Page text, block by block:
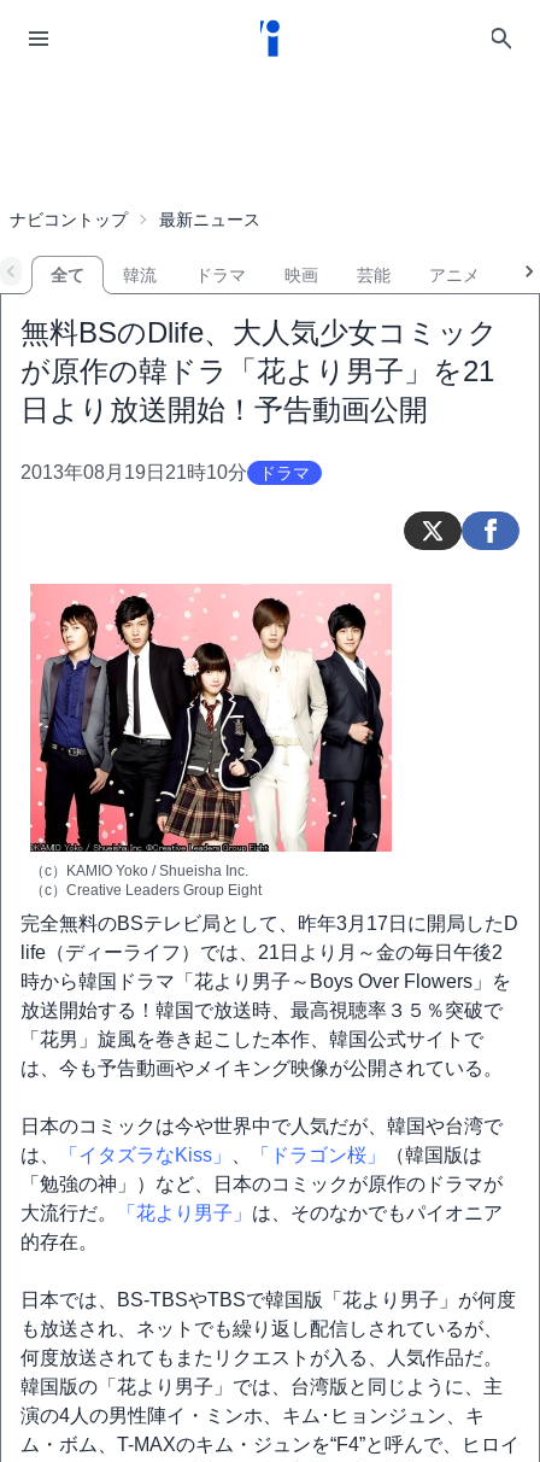
ナビコントップ 最新ニュース
全て 韓流 ドラマ 映画 芸能 アニメ
無料BSのDlife、大人気少女コミック
が原作の韓ドラ「花より男子」を21
日より放送開始！予告動画公開
2013年08月19日21時10分 ドラマ
（c）KAMIO Yoko / Shueisha Inc.
（c）Creative Leaders Group Eight
完全無料のBSテレビ局として、昨年3月17日に開局したD
life（ディーライフ）では、21日より月～金の毎日午後2
時から韓国ドラマ「花より男子～Boys Over Flowers」を
放送開始する！韓国で放送時、最高視聴率３５％突破で
「花男」旋風を巻き起こした本作、韓国公式サイトで
は、今も予告動画やメイキング映像が公開されている。
日本のコミックは今や世界中で人気だが、韓国や台湾で
は、
「イタズラなKiss」 「ドラゴン桜」
（韓国版は
「勉強の神」）など、日本のコミックが原作のドラマが
大流行だ。
「花より男子」 は、そのなかでもパイオニア
的存在。
日本では、BS-TBSやTBSで韓国版「花より男子」が何度
も放送され、ネットでも繰り返し配信しされているが、
何度放送されてもまたリクエストが入る、人気作品だ。
韓国版の「花より男子」では、台湾版と同じように、主
演の4人の男性陣イ・ミンホ、キム･ヒョンジュン、キ
ム・ボム、T-MAXのキム・ジュンを“F4”と呼んで、ヒロイ